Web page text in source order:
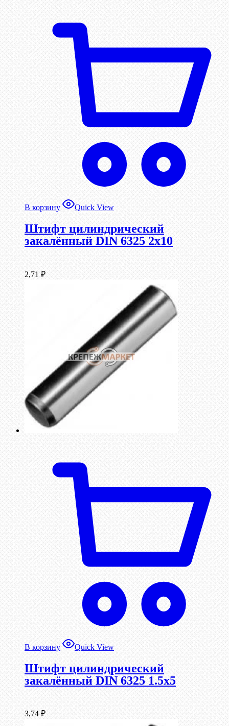
В корзину Quick View
Штифт цилиндрический
закалённый DIN 6325 2х10
2,71 ₽
В корзину Quick View
Штифт цилиндрический
закалённый DIN 6325 1.5х5
3,74 ₽